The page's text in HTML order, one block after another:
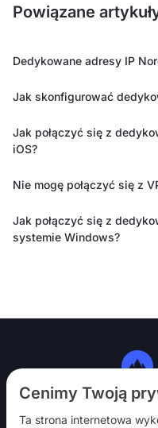
Cenimy Twoją
Ta strona internetowa
Powiązane
Dedykowane adresy IP
Jak skonfigurować
Jak połączyć się z
iOS?
Nie mogę połączyć się z
Jak połączyć się z
systemie Windows?